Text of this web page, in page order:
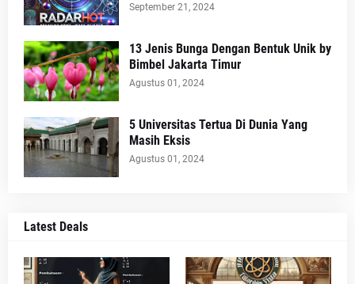
September 21, 2024
13 Jenis Bunga Dengan Bentuk Unik by
Bimbel Jakarta Timur
Agustus 01, 2024
5 Universitas Tertua Di Dunia Yang
Masih Eksis
Agustus 01, 2024
Latest Deals